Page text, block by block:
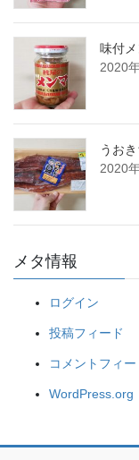
味付
2020
うお
2020
メタ情報
ログイン
投稿フィード
コメントフィー
WordPress.org